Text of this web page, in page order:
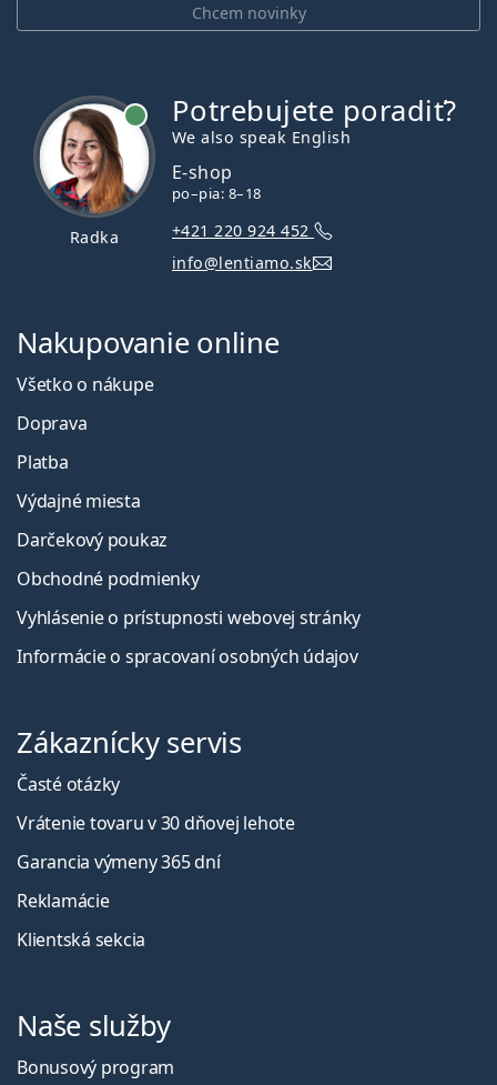
Chcem novinky
Radka
Potrebujete poradiť?
We also speak English
E-shop
po–pia: 8–18
+421 220 924 452
info@lentiamo.sk
Nakupovanie online
Všetko o nákupe
Doprava
Platba
Výdajné miesta
Darčekový poukaz
Obchodné podmienky
Vyhlásenie o prístupnosti webovej stránky
Informácie o spracovaní osobných údajov
Zákaznícky servis
Časté otázky
Vrátenie tovaru v 30 dňovej lehote
Garancia výmeny 365 dní
Reklamácie
Klientská sekcia
Naše služby
Bonusový program